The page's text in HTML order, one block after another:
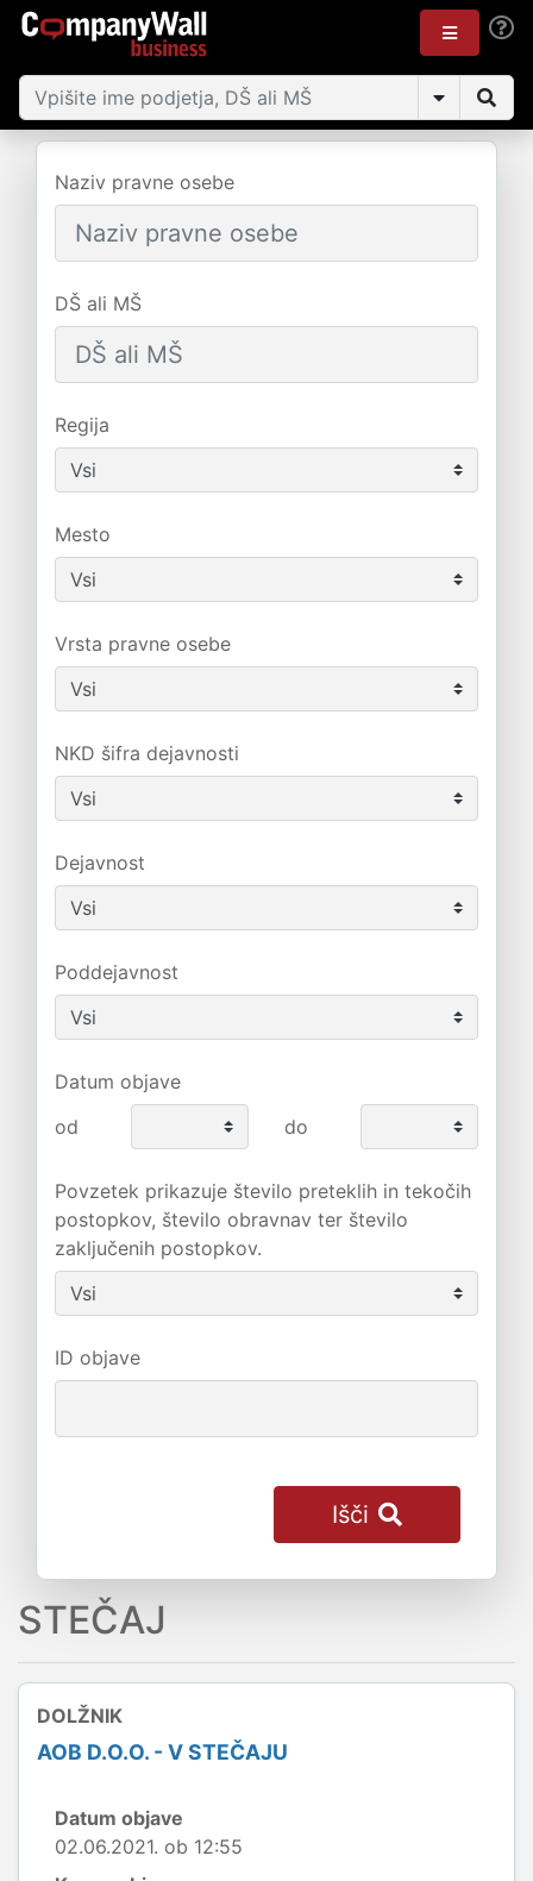
Naziv pravne osebe
DŠ ali MŠ
Regija
Mesto
Vrsta pravne osebe
NKD šifra dejavnosti
Dejavnost
Poddejavnost
Datum objave
od
do
Povzetek prikazuje število preteklih in tekočih
postopkov, število obravnav ter število
zaključenih postopkov.
ID objave
Išči
STEČAJ
DOLŽNIK
AOB D.O.O. - V STEČAJU
Datum objave
02.06.2021. ob 12:55